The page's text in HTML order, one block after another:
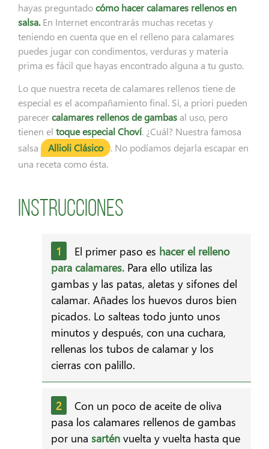
hayas preguntadocómo hacer calamares rellenos en
salsa.En Internet encontrarás muchas recetas y
teniendo en cuenta que en el relleno para calamares
puedes jugar con condimentos, verduras y materia
prima es fácil que hayas encontrado alguna a tu gusto.
Lo que nuestra receta de calamares rellenos tiene de
especial es el acompañamiento final. Sí, a priori pueden
parecercalamares rellenos de gambasal uso, pero
tienen el toque especial Choví. ¿Cuál? Nuestra famosa
salsa
Allioli Clásico
. No podíamos dejarla escapar en
una receta como ésta.
Instrucciones
El primer paso es hacer el relleno
para calamares. Para ello utiliza las
gambas y las patas, aletas y sifones del
calamar. Añades los huevos duros bien
picados. Lo salteas todo junto unos
minutos y después, con una cuchara,
rellenas los tubos de calamar y los
cierras con palillo.
Con un poco de aceite de oliva
pasa los calamares rellenos de gambas
por una sartén vuelta y vuelta hasta que